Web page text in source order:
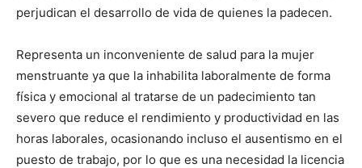
perjudican el desarrollo de vida de quienes la padecen.
Representa un inconveniente de salud para la mujer
menstruante ya que la inhabilita laboralmente de forma
física y emocional al tratarse de un padecimiento tan
severo que reduce el rendimiento y productividad en las
horas laborales, ocasionando incluso el ausentismo en el
puesto de trabajo, por lo que es una necesidad la licencia